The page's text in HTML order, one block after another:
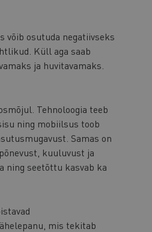
võib osutuda negatiivseks
Küll aga saab
ja huvitavamaks.
Tehnoloogia teeb
ning mobiilsus toob
Samas on
kuuluvust ja
ning seetõttu kasvab ka
mis tekitab